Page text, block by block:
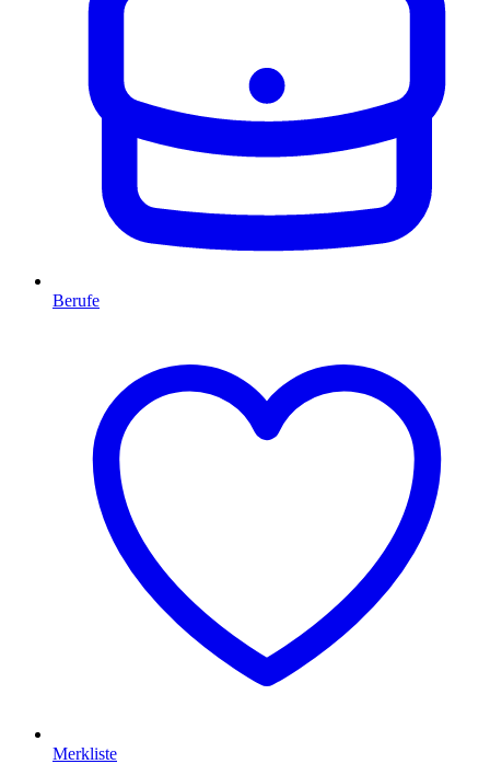
Berufe
Merkliste